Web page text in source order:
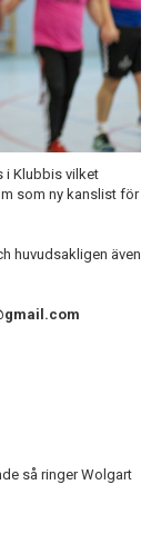
i Klubbis vilket
som ny kanslist för
huvudsakligen även
så ringer Wolgart